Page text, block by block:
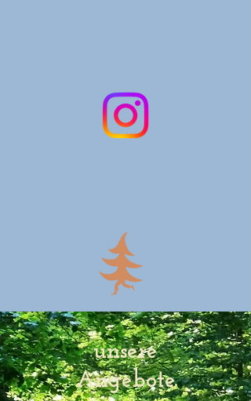
unsere
Angebote